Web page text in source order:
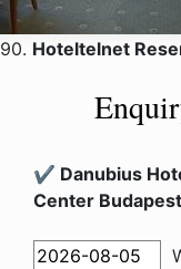
Hoteltelnet
✔️ Danubius
Center